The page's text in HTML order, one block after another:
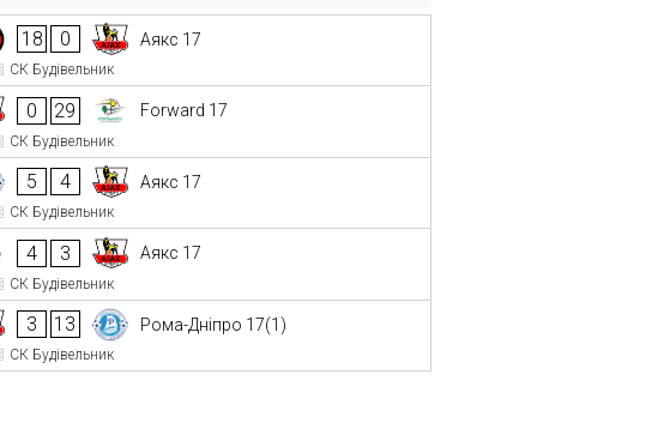
18 0 Аякс 17
СК Будівельник
0 29 Forward 17
СК Будівельник
5 4 Аякс 17
СК Будівельник
4 3 Аякс 17
СК Будівельник
3 13 Рома-Дніпро 17(1)
СК Будівельник